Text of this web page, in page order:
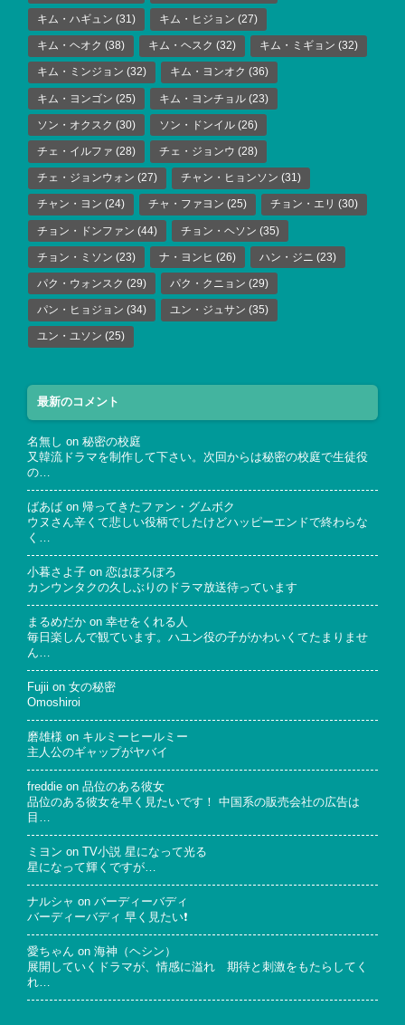
キム・ハギュン (31) キム・ヒジョン (27)
キム・ヘオク (38) キム・ヘスク (32) キム・ミギョン (32)
キム・ミンジョン (32) キム・ヨンオク (36)
キム・ヨンゴン (25) キム・ヨンチョル (23)
ソン・オクスク (30) ソン・ドンイル (26)
チェ・イルファ (28) チェ・ジョンウ (28)
チェ・ジョンウォン (27) チャン・ヒョンソン (31)
チャン・ヨン (24) チャ・ファヨン (25) チョン・エリ (30)
チョン・ドンファン (44) チョン・ヘソン (35)
チョン・ミソン (23) ナ・ヨンヒ (26) ハン・ジニ (23)
パク・ウォンスク (29) パク・クニョン (29)
パン・ヒョジョン (34) ユン・ジュサン (35)
ユン・ユソン (25)
最新のコメント
名無し on 秘密の校庭
又韓流ドラマを制作して下さい。次回からは秘密の校庭で生徒役
の…
ばあば on 帰ってきたファン・グムボク
ウヌさん辛くて悲しい役柄でしたけどハッピーエンドで終わらな
く…
小暮さよ子 on 恋はぽろぽろ
カンウンタクの久しぶりのドラマ放送待っています
まるめだか on 幸せをくれる人
毎日楽しんで観ています。ハユン役の子がかわいくてたまりませ
ん…
Fujii on 女の秘密
Omoshiroi
磨雄様 on キルミーヒールミー
主人公のギャップがヤバイ
freddie on 品位のある彼女
品位のある彼女を早く見たいです！ 中国系の販売会社の広告は
目…
ミヨン on
TV小説 星になって光る
星になって輝くですが…
ナルシャ on バーディーバディ
バーディーバディ 早く見たい❗
愛ちゃん on 海神（ヘシン）
展開していくドラマが、情感に溢れ 期待と刺激をもたらしてく
れ…